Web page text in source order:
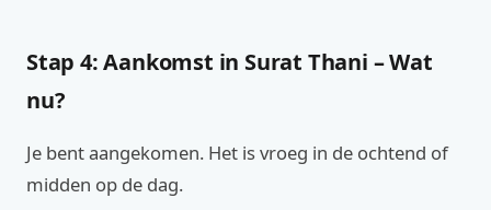
Stap 4: Aankomst in Surat Thani – Wat
nu?
Je bent aangekomen. Het is vroeg in de ochtend of
midden op de dag.